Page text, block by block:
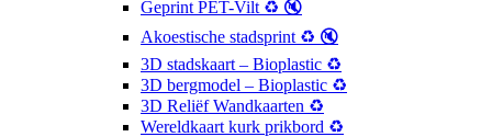
Geprint PET-Vilt ♻️ 🔇
Akoestische stadsprint ♻️ 🔇
3D stadskaart – Bioplastic ♻️
3D bergmodel – Bioplastic ♻️
3D Reliëf Wandkaarten ♻️
Wereldkaart kurk prikbord ♻️